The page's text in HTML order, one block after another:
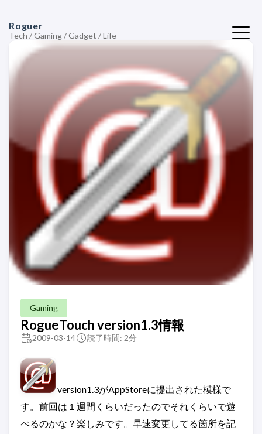
Roguer
Tech / Gaming / Gadget / Life
Gaming
RogueTouch version1.3情報
2009-03-14 読了時間: 2分
version1.3がAppStoreに提出された模様で
す。前回は１週間くらいだったのでそれくらいで遊
べるのかな？楽しみです。早速変更してる箇所を記